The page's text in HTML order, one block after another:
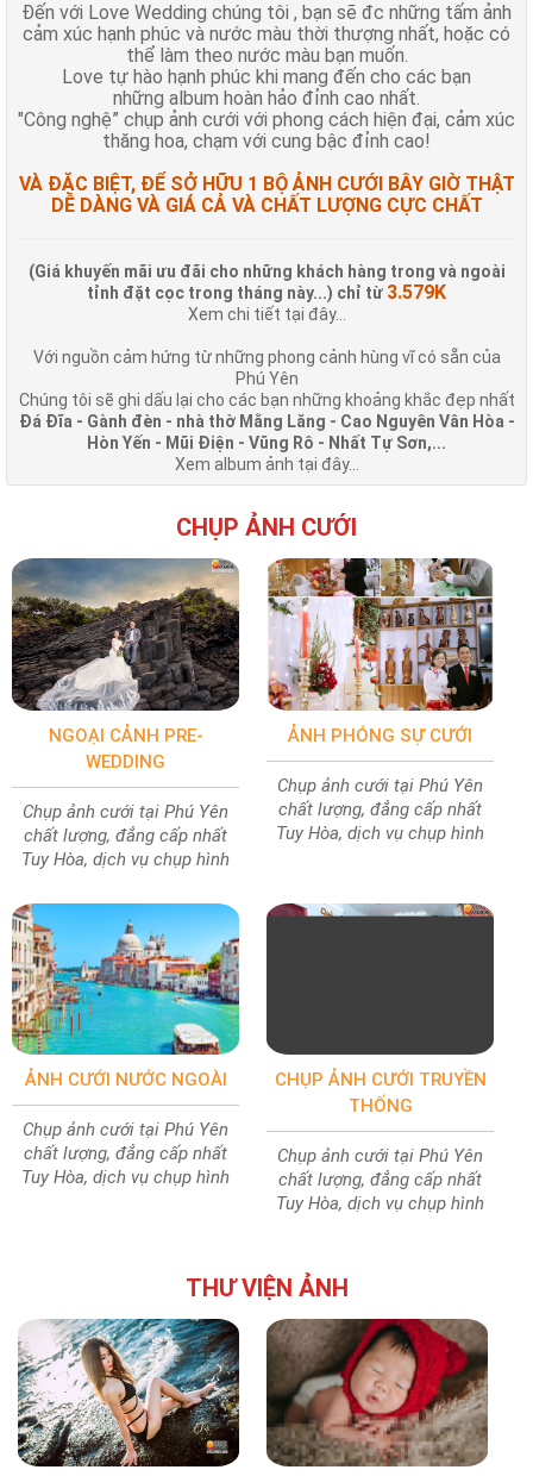
Đến với Love Wedding chúng tôi , bạn sẽ đc những tấm ảnh
cảm xúc hạnh phúc và nước màu thời thượng nhất, hoặc có
thể làm theo nước màu bạn muốn.
Love tự hào hạnh phúc khi mang đến cho các bạn
những album hoàn hảo đỉnh cao nhất.
"Công nghệ” chụp ảnh cưới với phong cách hiện đại, cảm xúc
thăng hoa, chạm với cung bậc đỉnh cao!
VÀ ĐẶC BIỆT, ĐỂ SỞ HỮU 1 BỘ ẢNH CƯỚI BÂY GIỜ THẬT
DỄ DÀNG VÀ GIÁ CẢ VÀ CHẤT LƯỢNG CỰC CHẤT
(Giá khuyến mãi ưu đãi cho những khách hàng trong và ngoài
tỉnh đặt cọc trong tháng này...) chỉ từ 3.579K
Xem chi tiết tại đây...
Với nguồn cảm hứng từ những phong cảnh hùng vĩ có sẵn của
Phú Yên
Chúng tôi sẽ ghi dấu lại cho các bạn những khoảng khắc đẹp nhất
Đá Đĩa - Gành đèn - nhà thờ Mằng Lăng - Cao Nguyên Vân Hòa -
Hòn Yến - Mũi Điện - Vũng Rô - Nhất Tự Sơn,...
Xem album ảnh tại đây...
CHỤP ẢNH CƯỚI
NGOẠI CẢNH PRE-
WEDDING
Chụp ảnh cưới tại Phú Yên
chất lượng, đẳng cấp nhất
Tuy Hòa, dịch vụ chụp hình
ẢNH PHÓNG SỰ CƯỚI
Chụp ảnh cưới tại Phú Yên
chất lượng, đẳng cấp nhất
Tuy Hòa, dịch vụ chụp hình
ẢNH CƯỚI NƯỚC NGOÀI
Chụp ảnh cưới tại Phú Yên
chất lượng, đẳng cấp nhất
Tuy Hòa, dịch vụ chụp hình
CHỤP ẢNH CƯỚI TRUYỀN
THỐNG
Chụp ảnh cưới tại Phú Yên
chất lượng, đẳng cấp nhất
Tuy Hòa, dịch vụ chụp hình
THƯ VIỆN ẢNH